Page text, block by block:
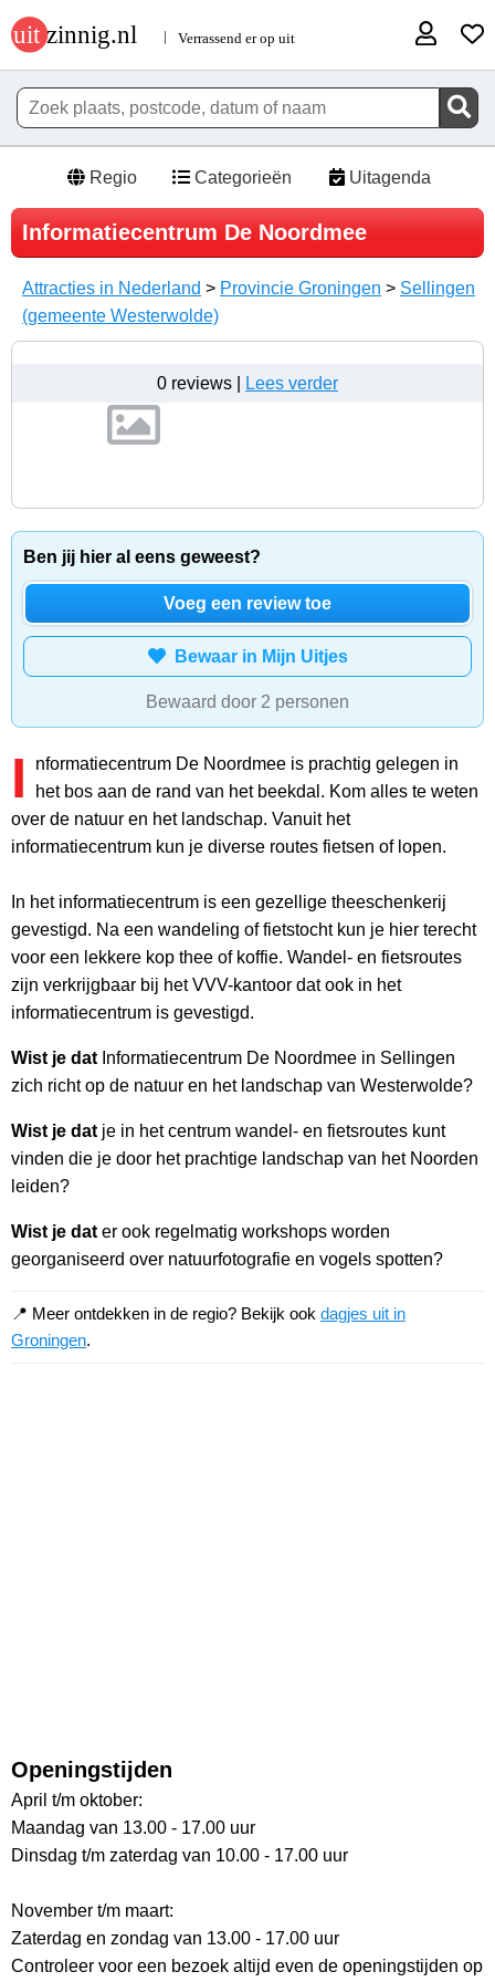
Regio Categorieën Uitagenda
Informatiecentrum De Noordmee
Attracties in Nederland > Provincie Groningen > Sellingen
(gemeente Westerwolde)
0 reviews | Lees verder
Ben jij hier al eens geweest?
Voeg een review toe
Bewaar in Mijn Uitjes
Bewaard door 2 personen
I
nformatiecentrum De Noordmee is prachtig gelegen in
het bos aan de rand van het beekdal. Kom alles te weten
over de natuur en het landschap. Vanuit het
informatiecentrum kun je diverse routes fietsen of lopen.
In het informatiecentrum is een gezellige theeschenkerij
gevestigd. Na een wandeling of fietstocht kun je hier terecht
voor een lekkere kop thee of koffie. Wandel- en fietsroutes
zijn verkrijgbaar bij het VVV-kantoor dat ook in het
informatiecentrum is gevestigd.
Wist je dat Informatiecentrum De Noordmee in Sellingen
zich richt op de natuur en het landschap van Westerwolde?
Wist je dat je in het centrum wandel- en fietsroutes kunt
vinden die je door het prachtige landschap van het Noorden
leiden?
Wist je dat er ook regelmatig workshops worden
georganiseerd over natuurfotografie en vogels spotten?
📍 Meer ontdekken in de regio? Bekijk ook dagjes uit in
Groningen.
Openingstijden
April t/m oktober:
Maandag van 13.00 - 17.00 uur
Dinsdag t/m zaterdag van 10.00 - 17.00 uur
November t/m maart:
Zaterdag en zondag van 13.00 - 17.00 uur
Controleer voor een bezoek altijd even de openingstijden op